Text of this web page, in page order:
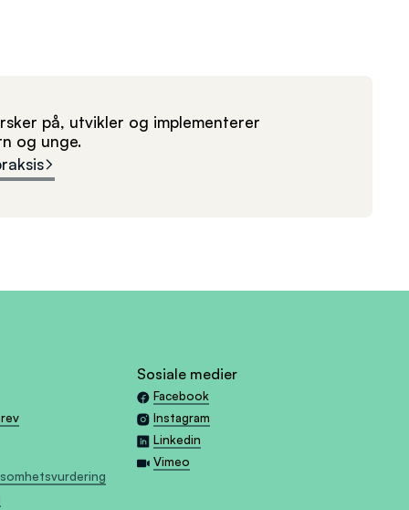
på, utvikler og implementerer
og unge.
Sosiale medier
Facebook
Instagram
Linkedin
Vimeo